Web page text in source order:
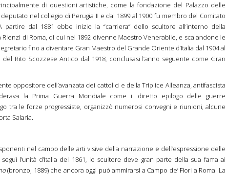
di questioni artistiche, come la fondazione del Palazzo delle
nel collegio di Perugia II e dal 1899 al 1900 fu membro del Comitato
partire dal 1881 ebbe inizio la “carriera” dello scultore all’interno della
di Roma, di cui nel 1892 divenne Maestro Venerabile, e scalandone le
fino a diventare Gran Maestro del Grande Oriente d’Italia dal 1904 al
Rito Scozzese Antico dal 1918, conclusasi l’anno seguente come Gran
oppositore dell’avanzata dei cattolici e della Triplice Alleanza, antifascista
la Prima Guerra Mondiale come il diretto epilogo delle guerre
tra le forze progressiste, organizzò numerosi convegni e riunioni, alcune
Salaria.
nel campo delle arti visive della narrazione e dell’espressione delle
l’unità d’Italia del 1861, lo scultore deve gran parte della sua fama ai
(bronzo, 1889) che ancora oggi può ammirarsi a Campo de’ Fiori a Roma. La